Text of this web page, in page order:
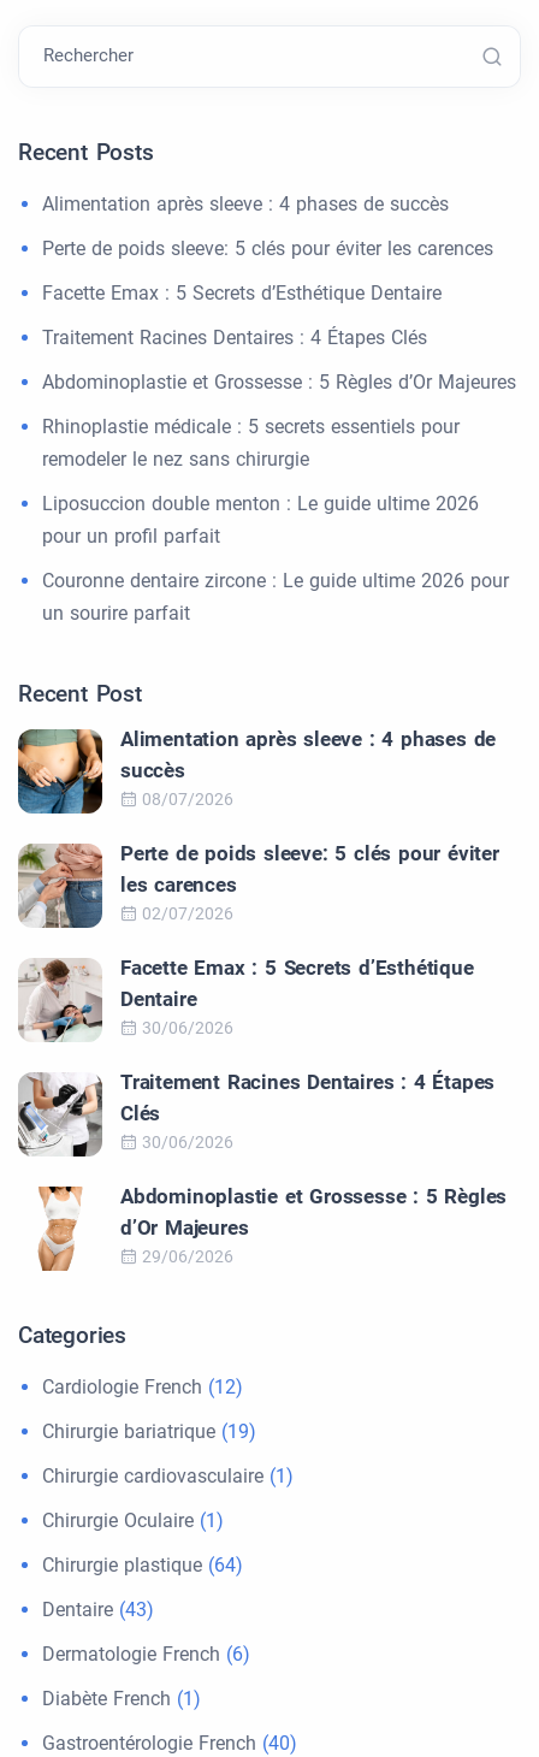
Rechercher
Recent Posts
Alimentation après sleeve : 4 phases de succès
Perte de poids sleeve: 5 clés pour éviter les carences
Facette Emax : 5 Secrets d’Esthétique Dentaire
Traitement Racines Dentaires : 4 Étapes Clés
Abdominoplastie et Grossesse : 5 Règles d’Or Majeures
Rhinoplastie médicale : 5 secrets essentiels pour
remodeler le nez sans chirurgie
Liposuccion double menton : Le guide ultime 2026
pour un profil parfait
Couronne dentaire zircone : Le guide ultime 2026 pour
un sourire parfait
Recent Post
Alimentation après sleeve : 4 phases de
succès
08/07/2026
Perte de poids sleeve: 5 clés pour éviter
les carences
02/07/2026
Facette Emax : 5 Secrets d’Esthétique
Dentaire
30/06/2026
Traitement Racines Dentaires : 4 Étapes
Clés
30/06/2026
Abdominoplastie et Grossesse : 5 Règles
d’Or Majeures
29/06/2026
Categories
Cardiologie French (12)
Chirurgie bariatrique (19)
Chirurgie cardiovasculaire (1)
Chirurgie Oculaire (1)
Chirurgie plastique (64)
Dentaire (43)
Dermatologie French (6)
Diabète French (1)
Gastroentérologie French (40)